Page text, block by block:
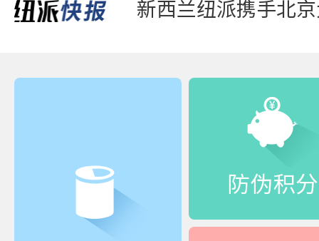
防伪积分